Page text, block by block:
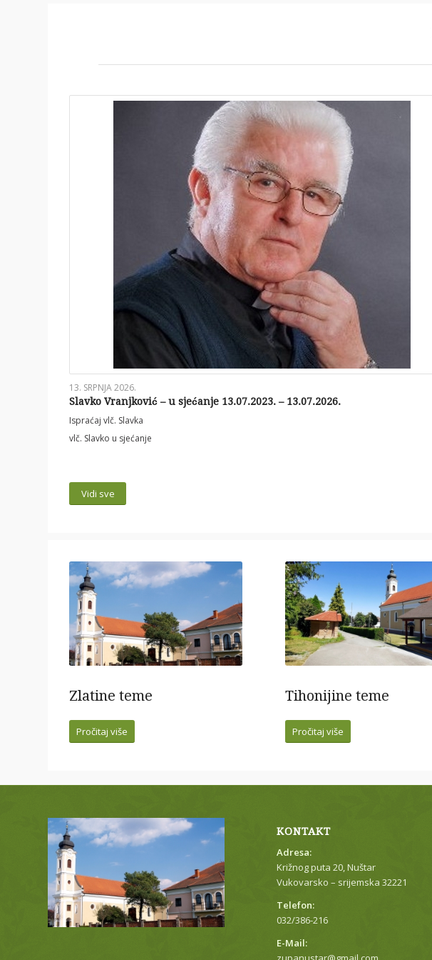
13. SRPNJA 2026.
Slavko Vranjković – u sjećanje 13.07.2023. – 13.07.2026.
Ispraćaj vlč. Slavka
vlč. Slavko u sjećanje
Vidi sve
Zlatine teme
Pročitaj više
Tihonijine teme
Pročitaj više
KONTAKT
Adresa:
Križnog puta 20, Nuštar
Vukovarsko – srijemska 32221
Telefon:
032/386-216
E-Mail: